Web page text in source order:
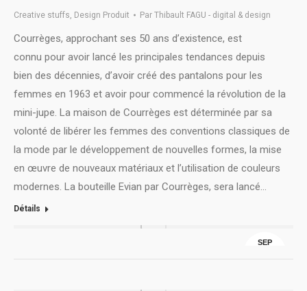
Creative stuffs Design Produit Par Thibault FAGU - digital & design
Courrèges, approchant ses 50 ans d’existence, est
connu pour avoir lancé les principales tendances depuis
bien des décennies, d’avoir créé des pantalons pour les
femmes en 1963 et avoir pour commencé la révolution de la
mini-jupe. La maison de Courrèges est déterminée par sa
volonté de libérer les femmes des conventions classiques de
la mode par le développement de nouvelles formes, la mise
en œuvre de nouveaux matériaux et l’utilisation de couleurs
modernes. La bouteille Evian par Courrèges, sera lancé…
Détails
SEP